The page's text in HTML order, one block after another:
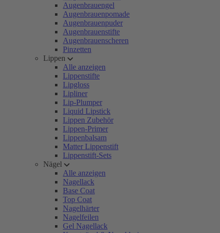
Augenbrauengel
Augenbrauenpomade
Augenbrauenpuder
Augenbrauenstifte
Augenbrauenscheren
Pinzetten
Lippen
Alle anzeigen
Lippenstifte
Lipgloss
Lipliner
Lip-Plumper
Liquid Lipstick
Lippen Zubehör
Lippen-Primer
Lippenbalsam
Matter Lippenstift
Lippenstift-Sets
Nägel
Alle anzeigen
Nagellack
Base Coat
Top Coat
Nagelhärter
Nagelfeilen
Gel Nagellack